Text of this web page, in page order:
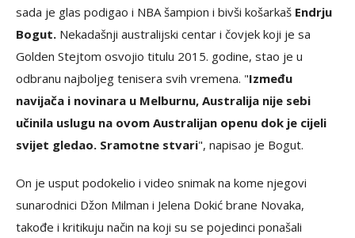
sada je glas podigao i NBA šampion i bivši košarkaš Endrju
Bogut. Nekadašnji australijski centar i čovjek koji je sa
Golden Stejtom osvojio titulu 2015. godine, stao je u
odbranu najboljeg tenisera svih vremena. "Između
navijača i novinara u Melburnu, Australija nije sebi
učinila uslugu na ovom Australijan openu dok je cijeli
svijet gledao. Sramotne stvari", napisao je Bogut.
On je usput podokelio i video snimak na kome njegovi
sunarodnici Džon Milman i Jelena Dokić brane Novaka,
takođe i kritikuju način na koji su se pojedinci ponašali